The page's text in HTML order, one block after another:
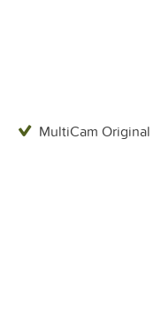
MultiCam Original